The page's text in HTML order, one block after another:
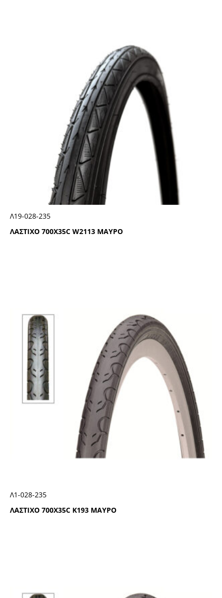
ΛΑΣΤΙΧΟ 700Χ35C W2113 ΜΑΥΡΟ
Λ19-028-235
ΛΑΣΤΙΧΟ 700Χ35C Κ193 ΜΑΥΡΟ
Λ1-028-235